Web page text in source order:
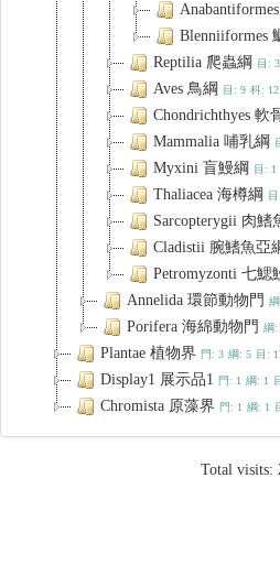
Blenniiformes
Reptilia 爬蟲綱 目: 3
Aves 鳥綱 目: 9 科: 12
Chondrichthyes 軟
Mammalia 哺乳綱
Myxini 盲鰻綱 目: 1
Thaliacea 海樽綱
Sarcopterygii 肉鰭
Cladistii 腕鰭魚亞
Petromyzonti 七鰓
Annelida 環節動物門
Porifera 海綿動物門 綱:
Plantae 植物界 門: 3 綱: 5 目:
Display1 展示品1 門: 1 綱: 1
Chromista 原藻界 門: 1 綱: 1
Total visits: